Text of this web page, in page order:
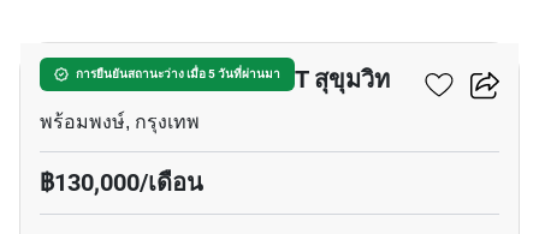
การยืนยันสถานะว่าง เมื่อ 5 วันที่ผ่านมา
บ้าน 4-ห้องนอน ใกล้ MRT สุขุมวิท
พร้อมพงษ์, กรุงเทพ
฿130,000/เดือน